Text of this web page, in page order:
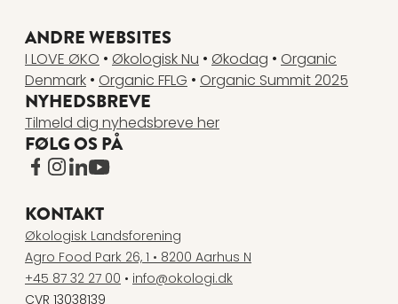
ANDRE WEBSITES
I LOVE ØKO • Økologisk Nu • Økodag • Organic
Denmark • Organic FFLG • Organic Summit 2025
NYHEDSBREVE
Tilmeld dig nyhedsbreve her
FØLG OS PÅ
www.facebook.com
www.instagram.com
www.linkedin.com
www.youtube.com
KONTAKT
Økologisk Landsforening
Agro Food Park 26, 1 • 8200 Aarhus N
+45 87 32 27 00 • info@okologi.dk
CVR 13038139